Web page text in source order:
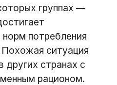
группах —
потребления
ситуация
других странах с
рационом.